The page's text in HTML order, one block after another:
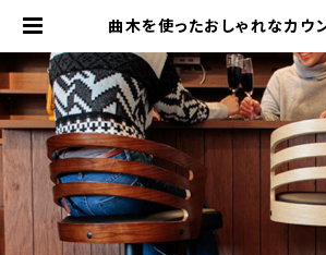
曲木を使ったおしゃれなカウ
感のないデザイン マットな
脚 フットレスト付き ブラウ
ラル バーチェア BAR カフェ
モダン スタイリッシュ エレガ
チンカウンター 飲食店 | カ